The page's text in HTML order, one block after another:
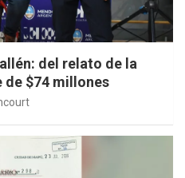
del relato de la
$74 millones